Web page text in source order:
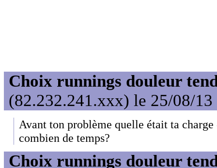
Choix runnings douleur
(82.232.241.xxx) le 25/08/13
Avant ton problème quelle était ta
combien de temps?
Choix runnings douleur